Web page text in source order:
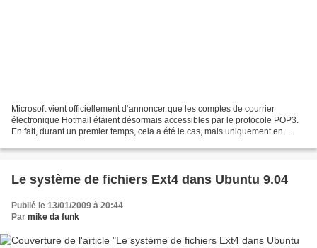
Microsoft vient officiellement d‘annoncer que les comptes de courrier
électronique Hotmail étaient désormais accessibles par le protocole POP3.
En fait, durant un premier temps, cela a été le cas, mais uniquement en
Le système de fichiers Ext4 dans Ubuntu 9.04
Publié le 13/01/2009 à 20:44
Par mike da funk